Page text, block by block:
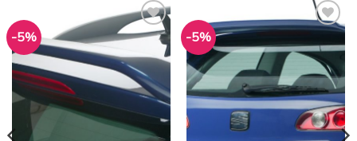
-5%
Ajouter
wishlist
-5%
Ajouter
à la
wishlist